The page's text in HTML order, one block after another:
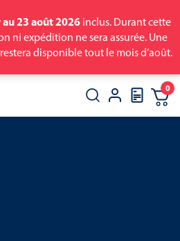
au 23 août 2026 inclus. Durant cette
ni expédition ne sera assurée. Une
disponible tout le mois d’août.
0